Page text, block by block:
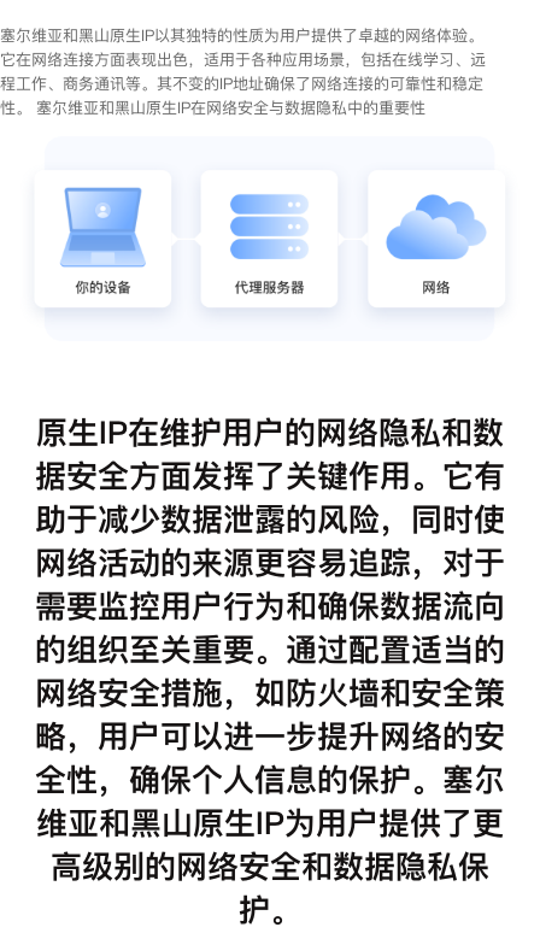
塞尔维亚和黑山原生IP以其独特的性质为用户提供了卓越的网络体验。
它在网络连接方面表现出色，适用于各种应用场景，包括在线学习、远
程工作、商务通讯等。其不变的IP地址确保了网络连接的可靠性和稳定
性。 塞尔维亚和黑山原生IP在网络安全与数据隐私中的重要性
原生IP在维护用户的网络隐私和数
据安全方面发挥了关键作用。它有
助于减少数据泄露的风险，同时使
网络活动的来源更容易追踪，对于
需要监控用户行为和确保数据流向
的组织至关重要。通过配置适当的
网络安全措施，如防火墙和安全策
略，用户可以进一步提升网络的安
全性，确保个人信息的保护。塞尔
维亚和黑山原生IP为用户提供了更
高级别的网络安全和数据隐私保
护。